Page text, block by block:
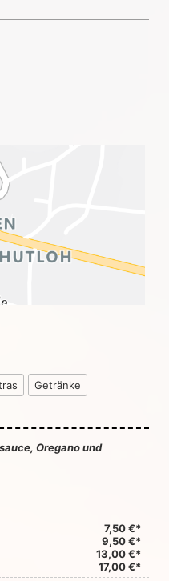
Getränke
Oregano und
7,50 €*
9,50 €*
13,00 €*
17,00 €*